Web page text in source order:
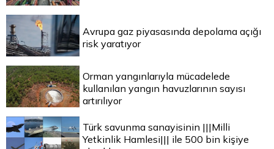
Avrupa gaz piyasasında depolama açığı
risk yaratıyor
Orman yangınlarıyla mücadelede
kullanılan yangın havuzlarının sayısı
artırılıyor
Türk savunma sanayisinin |||Milli
Yetkinlik Hamlesi||| ile 500 bin kişiye